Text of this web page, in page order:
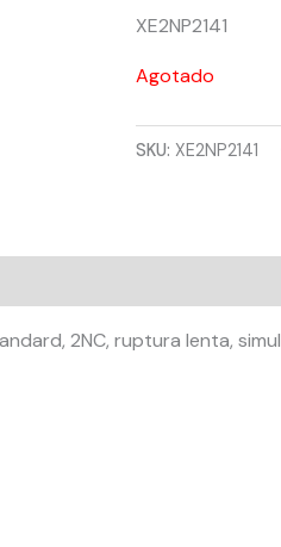
XE2NP2141
Agotado
SKU: XE2NP2141
2NC, ruptura lenta,